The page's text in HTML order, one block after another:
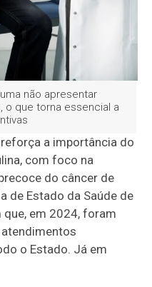
não apresentar
o que torna essencial a
a importância do
com foco na
do câncer de
de Estado da Saúde de
que, em 2024, foram
o Estado. Já em